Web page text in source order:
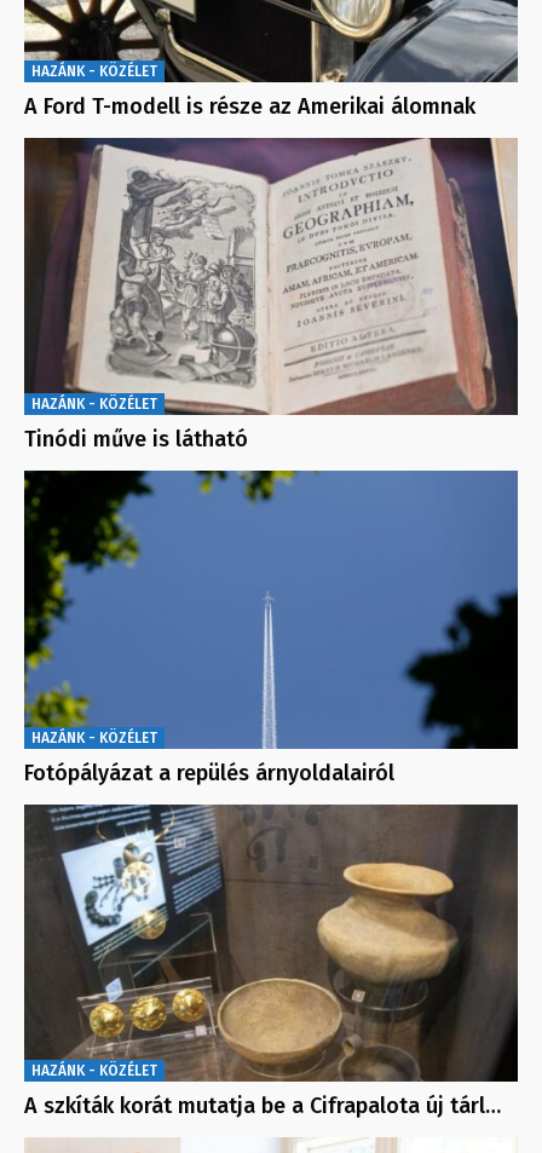
HAZÁNK - KÖZÉLET
A Ford T-modell is része az Amerikai álomnak
HAZÁNK - KÖZÉLET
Tinódi műve is látható
HAZÁNK - KÖZÉLET
Fotópályázat a repülés árnyoldalairól
HAZÁNK - KÖZÉLET
A szkíták korát mutatja be a Cifrapalota új tárl…